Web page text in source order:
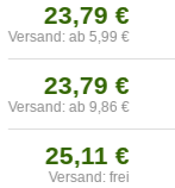
23,79 €
Versand: ab 5,99 €
23,79 €
Versand: ab 9,86 €
25,11 €
Versand: frei